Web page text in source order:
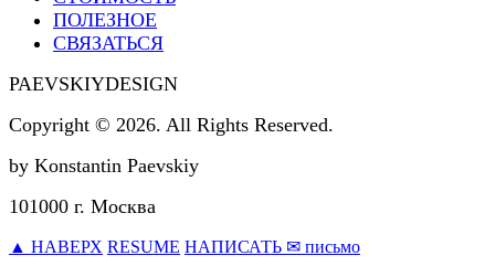
ПОЛЕЗНОЕ
СВЯЗАТЬСЯ
PAEVSKIYDESIGN
Copyright © 2026. All Rights Reserved.
by Konstantin Paevskiy
101000 г. Москва
▲ НАВЕРХ RESUME НАПИСАТЬ ✉ письмо